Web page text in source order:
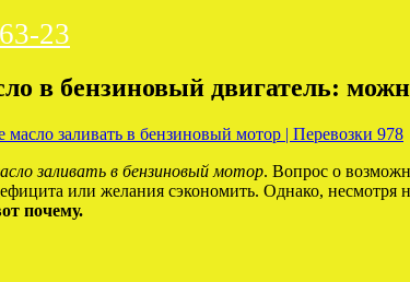
23
в бензиновый двигатель:
заливать в бензиновый мотор. Вопрос о
или желания сэкономить. Однако, несмотря
почему.